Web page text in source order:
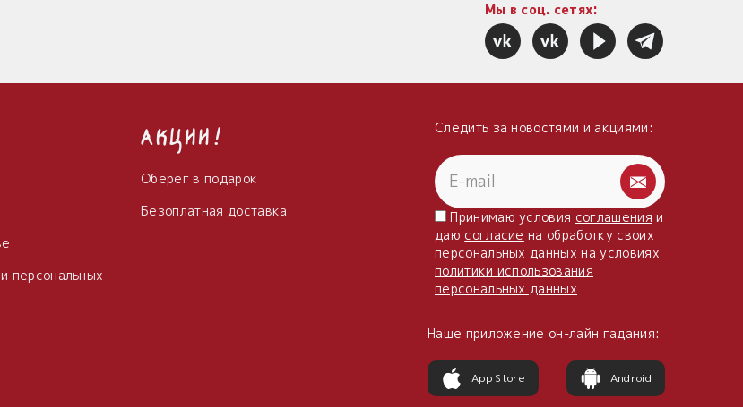
Мы в соц. сетях:
персональных
Акции!
Оберег в подарок
Безоплатная доставка
Следить за новостями и акциями:
Принимаю условия соглашения и
даю согласие на обработку своих
персональных данныхна условиях
политики использования
персональных данных
Наше приложение он-лайн гадания:
App Store Android